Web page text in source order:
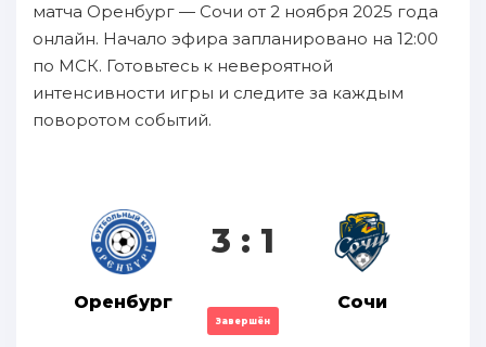
матча Оренбург — Сочи от 2 ноября 2025 года
онлайн. Начало эфира запланировано на 12:00
по МСК. Готовьтесь к невероятной
интенсивности игры и следите за каждым
поворотом событий.
Оренбург
3 : 1
Завершён
Сочи